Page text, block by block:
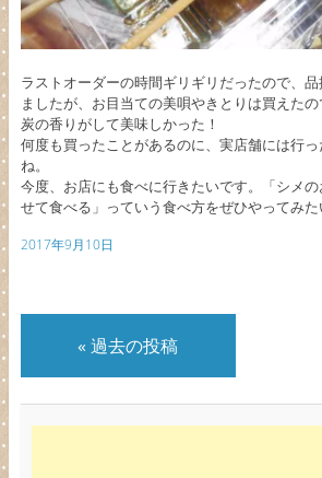
ラストオーダーの時間ギリギリだったので、
ましたが、お目当ての美唄やきとりは買えたの
炭の香りがして美味しかった！
何度も買ったことがあるのに、実店舗には行
ね。
今度、お店にも食べに行きたいです。「シメ
せて食べる」っていう食べ方をぜひやってみた
2017年9月10日
« 過去の投稿